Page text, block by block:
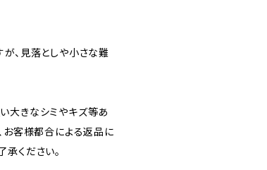
、見落としや小さな難
大きなシミやキズ等あ
お客様都合による返品に
ください。